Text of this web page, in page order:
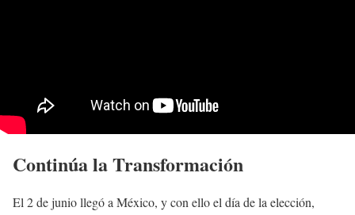
Continúa la Transformación
El 2 de junio llegó a México, y con ello el día de la elección,